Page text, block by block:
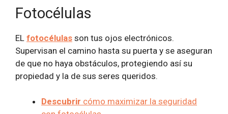
Fotocélulas
EL fotocélulas son tus ojos electrónicos.
Supervisan el camino hasta su puerta y se aseguran
de que no haya obstáculos, protegiendo así su
propiedad y la de sus seres queridos.
Descubrir cómo maximizar la seguridad